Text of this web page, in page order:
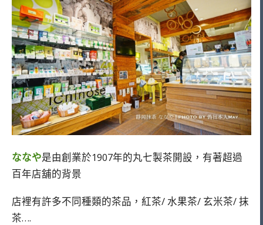
ななや是由創業於1907年的丸七製茶開設，有著超過
百年店舖的背景
店裡有許多不同種類的茶品，紅茶/ 水果茶/ 玄米茶/ 抹
茶….